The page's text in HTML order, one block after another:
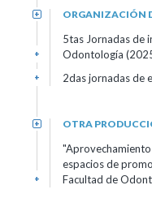
ORGANIZACIÓN
+
5tas Jornadas de
Odontología
+
2das jornadas de
+
OTRA
+
espacios de
Facultad de
+